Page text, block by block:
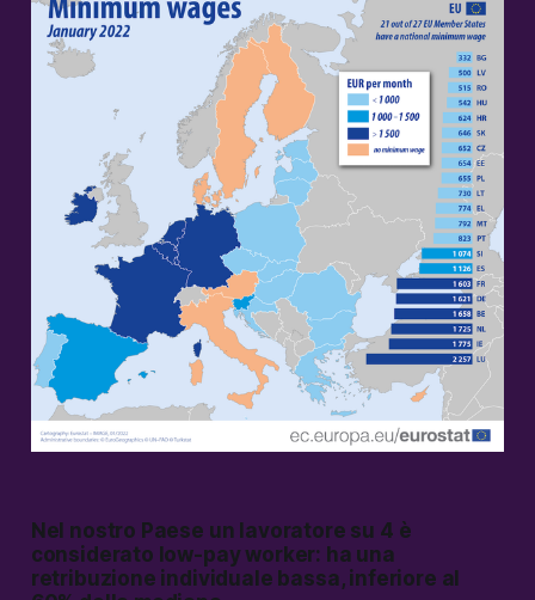
Nel nostro Paese un lavoratore su 4 è
considerato low-pay worker: ha una
retribuzione individuale bassa, inferiore al